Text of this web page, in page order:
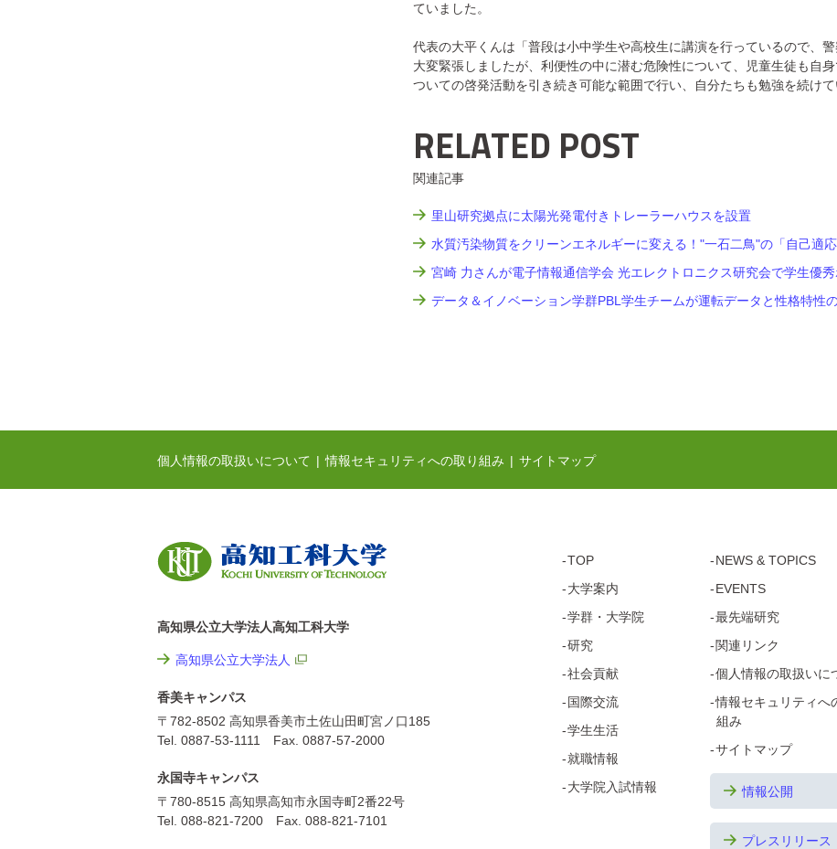
ていました。
代表の大平くんは「普段は小中学生や高校生に講演を行っているので、
大変緊張しましたが、利便性の中に潜む危険性について、児童生徒も自
ついての啓発活動を引き続き可能な範囲で行い、自分たちも勉強を続けて
RELATED POST
関連記事
里山研究拠点に太陽光発電付きトレーラーハウスを設置
水質汚染物質をクリーンエネルギーに変える！"一石二鳥"の「自己適
宮崎 力さんが電子情報通信学会 光エレクトロニクス研究会で学生優
データ＆イノベーション学群PBL学生チームが運転データと性格特性
個人情報の取扱いについて 情報セキュリティへの取り組み サイトマップ
高知県公立大学法人高知工科大学
高知県公立大学法人
香美キャンパス
〒782-8502 高知県香美市土佐山田町宮ノ口185
Tel. 0887-53-1111 Fax. 0887-57-2000
永国寺キャンパス
〒780-8515 高知県高知市永国寺町2番22号
Tel. 088-821-7200 Fax. 088-821-7101
TOP
大学案内
学群・ 大学院
研究
社会貢献
国際交流
学生生活
就職情報
大学院 入試情報
NEWS & TOPICS
EVENTS
最先端研究
関連リンク
個人情報の取扱いに
情報セキュリティへ
組み
サイトマップ
情報公開
プレスリリース